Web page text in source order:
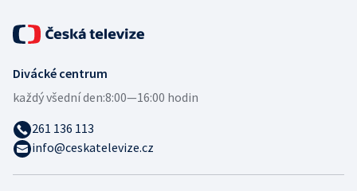
Divácké centrum
každý všední den:8:00—16:00 hodin
261 136 113
info@ceskatelevize.cz